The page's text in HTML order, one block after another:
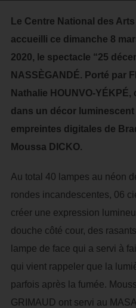
Le Centre National des
accueilli ce dimanche 8
2020, le spectacle “25
NASSÈGANDÉ. Porté par
Nathalie HOUNVO-
dans un décor
empreintes digitales de
Moussa DICKO.
Au total 40 lampes au néon
rondes incandescentes, 06
créer une expression
douche côté cour, des
lampe de face qui a servi à
qui vient rappeler que la
parfois après la fumée.
GRIMAUD ont servi au